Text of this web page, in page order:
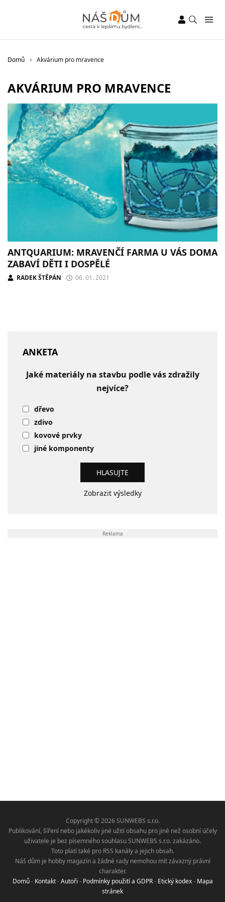
Domů Akvárium pro mravence
AKVÁRIUM PRO MRAVENCE
ANTQUARIUM: MRAVENČÍ FARMA U VÁS DOMA
ZABAVÍ DĚTI I DOSPĚLÉ
RADEK ŠTĚPÁN 06. 01. 2021
ANKETA
Jaké materiály na stavbu podle vás zdražily
nejvíce?
dřevo
zdivo
kovové prvky
jiné komponenty
Zobrazit výsledky
Reklama
Copyright © 2026 SUNWEBS s.r.o.
Publikování, šíření nebo jakékoliv jiné užití obsahu pro jiné než osobní účely
uživatele je bez písemného souhlasu SUNWEBS s.r.o. zakázáno.
Toto platí také pro RSS kanály a jejich obsah.
Náš dům je hobby magazín a žádné rady nemohou mít závazný právní
charakter.
Domů- Kontakt-Autoři - Podmínky použití a GDPR- Etický kodex- Mapa
stránek